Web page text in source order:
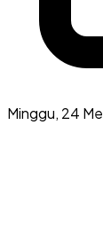
Minggu, 24